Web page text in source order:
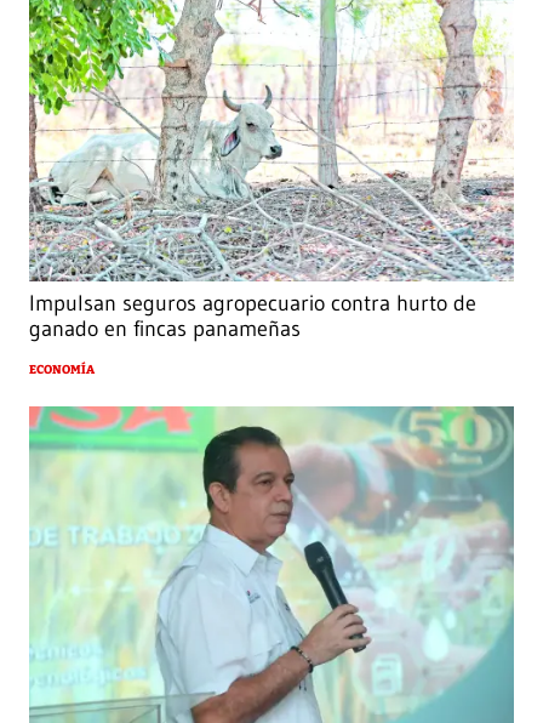
Impulsan seguros agropecuario contra hurto de
ganado en fincas panameñas
ECONOMÍA